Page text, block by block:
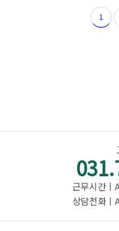
1
근무시간ㅣ
상담전화